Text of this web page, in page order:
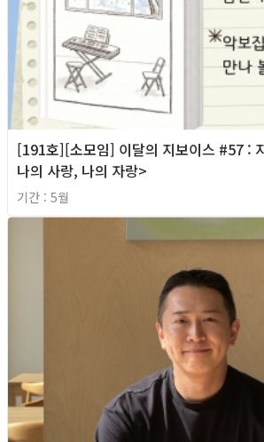
[191호][소모임] 이달의 지보이스 #57 :
나의 사랑, 나의 자랑>
기간 : 5월